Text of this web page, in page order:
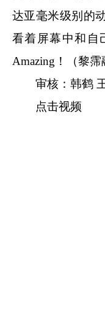
达亚毫米级别的
看着屏幕中和自
Amazing！（黎霈
审核：韩鹤
点击视频